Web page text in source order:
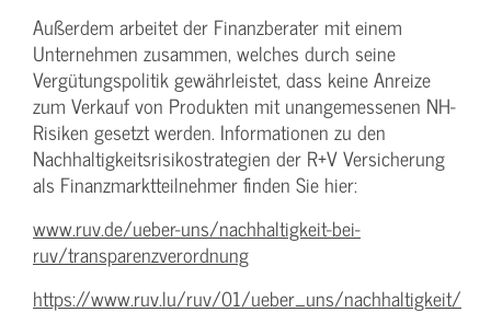
Außerdem arbeitet der Finanzberater mit einem
Unternehmen zusammen, welches durch seine
Vergütungspolitik gewährleistet, dass keine Anreize
zum Verkauf von Produkten mit unangemessenen NH-
Risiken gesetzt werden. Informationen zu den
Nachhaltigkeitsrisikostrategien der R+V Versicherung
als Finanzmarktteilnehmer finden Sie hier:
www.ruv.de/ueber-uns/nachhaltigkeit-bei-
ruv/transparenzverordnung
https://www.ruv.lu/ruv/01/ueber_uns/nachhaltigkeit/